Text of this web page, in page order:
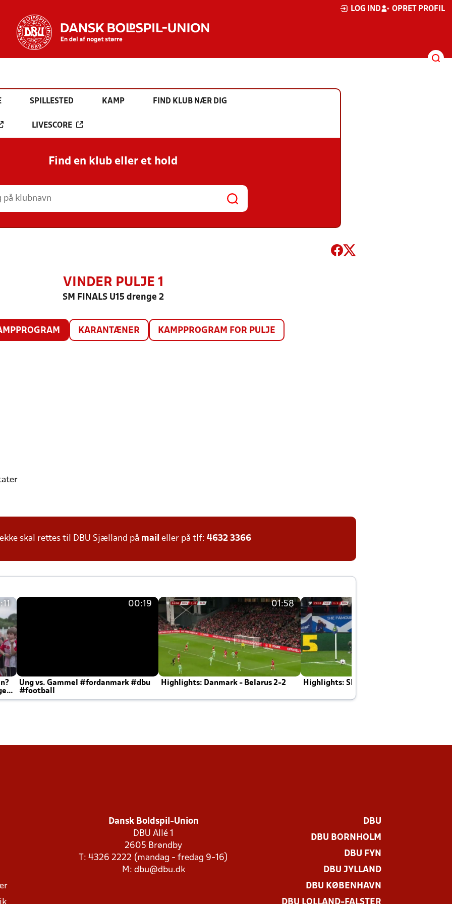
LOG IND OPRET PROFIL
SPILLESTED KAMP FIND KLUB NÆR DIG
LIVESCORE
Find en klub eller et hold
VINDER PULJE 1
SM FINALS U15 drenge 2
KARANTÆNER KAMPPROGRAM FOR PULJE
skal rettes til DBU Sjælland på mail eller på tlf: 4632 3366
00:19
Ung vs. Gammel #fordanmark #dbu
#football
01:58
Highlights: Danmark - Belarus 2-2 Highlights: Skotland - Danmark 4-2
Dansk Boldspil-Union
DBU Allé 1
2605 Brøndby
T: 4326 2222 (mandag - fredag 9-16)
M: dbu@dbu.dk
DBU
DBU BORNHOLM
DBU FYN
DBU JYLLAND
DBU KØBENHAVN